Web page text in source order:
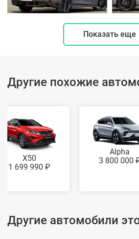
Показать еще
Другие похожие
X50
1 699 990 ₽
Alpha
3 800 000
Другие автомобили